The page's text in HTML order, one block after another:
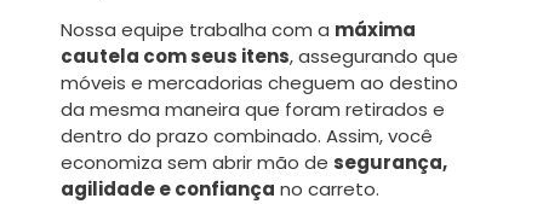
Nossa equipe trabalha com a máxima
cautela com seus itens, assegurando que
móveis e mercadorias cheguem ao destino
da mesma maneira que foram retirados e
dentro do prazo combinado. Assim, você
economiza sem abrir mão de segurança,
agilidade e confiança no carreto.